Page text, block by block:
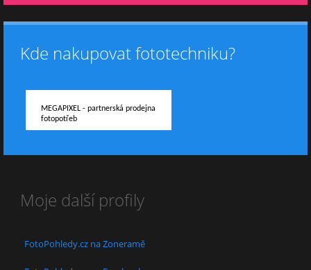
Kde nakupovat fototechniku?
MEGAPIXEL - partnerská prodejna
fotopotřeb
Moje další profily
FotoPohledy.cz na Zoneramě